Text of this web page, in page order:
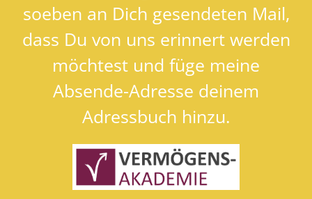
soeben an Dich gesendeten Mail,
dass Du von uns erinnert werden
möchtest und füge meine
Absende-Adresse deinem
Adressbuch hinzu.